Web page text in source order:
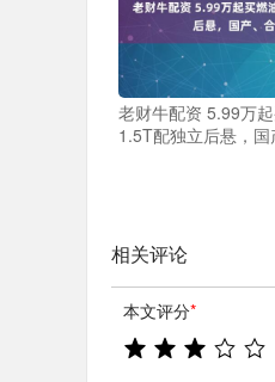
老财牛配资 5.99万起
1.5T配独立后悬，国
相关评论
本文评分*